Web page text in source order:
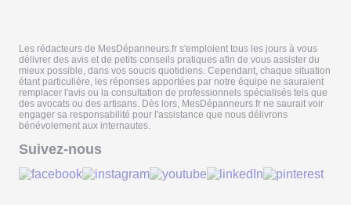
Les rédacteurs de MesDépanneurs.fr s'emploient tous les jours à vous
délivrer des avis et de petits conseils pratiques afin de vous assister du
mieux possible, dans vos soucis quotidiens. Cependant, chaque situation
étant particulière, les réponses apportées par notre équipe ne sauraient
remplacer l'avis ou la consultation de professionnels spécialisés tels que
des avocats ou des artisans. Dès lors, MesDépanneurs.fr ne saurait voir
engager sa responsabilité pour l'assistance que nous délivrons
bénévolement aux internautes.
Suivez-nous